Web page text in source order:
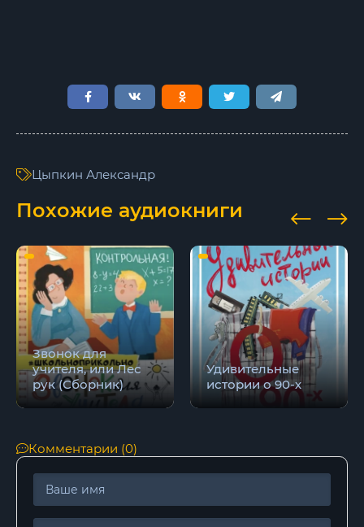
Цыпкин Александр
Похожие аудиокниги
Звонок для
учителя, или Лес
рук (Сборник)
Удивительные
истории о 90-х
Комментарии (0)